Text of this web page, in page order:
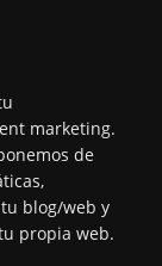
marketing.
de
blog/web y
propia web.